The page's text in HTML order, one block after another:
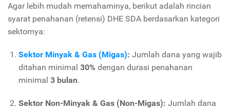
Agar lebih mudah memahaminya, berikut adalah rincian
syarat penahanan (retensi) DHE SDA berdasarkan kategori
sektornya:
Sektor Minyak & Gas (Migas): Jumlah dana yang wajib
ditahan minimal 30% dengan durasi penahanan
minimal 3 bulan.
Sektor Non-Minyak & Gas (Non-Migas): Jumlah dana